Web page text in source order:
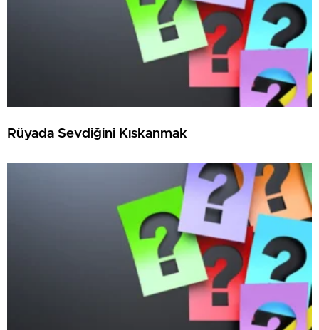
Rüyada Sevdiğini Kıskanmak